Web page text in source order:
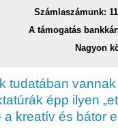
Számlaszámunk:
A támogatás
Nagyon
tudatában
épp ilyen
kreatív és bátor